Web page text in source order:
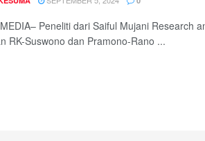
Peneliti dari Saiful Mujani Research
RK-Suswono dan Pramono-Rano ...